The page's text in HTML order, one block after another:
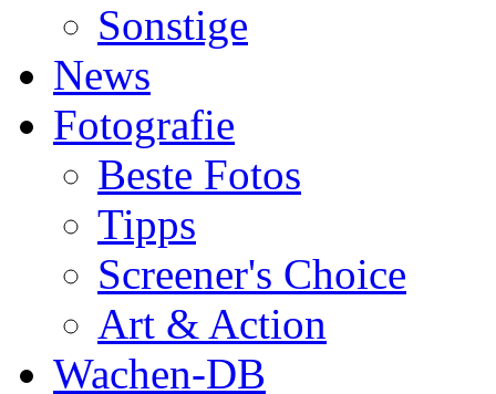
Sonstige
News
Fotografie
Beste Fotos
Tipps
Screener's Choice
Art & Action
Wachen-DB